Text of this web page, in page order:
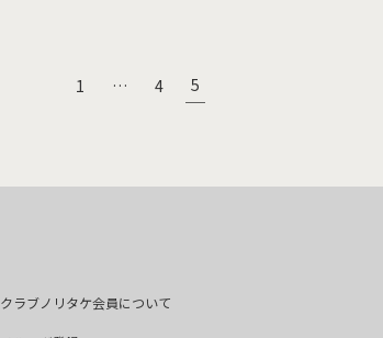
1 … 4 5
クラブノリタケ会員について